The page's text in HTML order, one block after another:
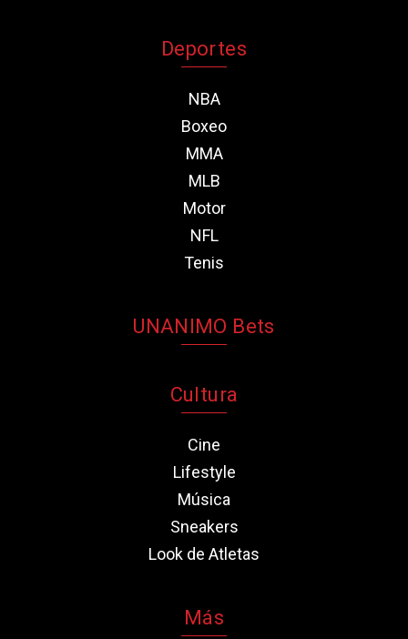
Deportes
NBA
Boxeo
MMA
MLB
Motor
NFL
Tenis
UNANIMO Bets
Cultura
Cine
Lifestyle
Música
Sneakers
Look de Atletas
Más